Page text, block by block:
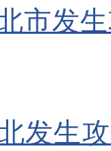
市发
发生